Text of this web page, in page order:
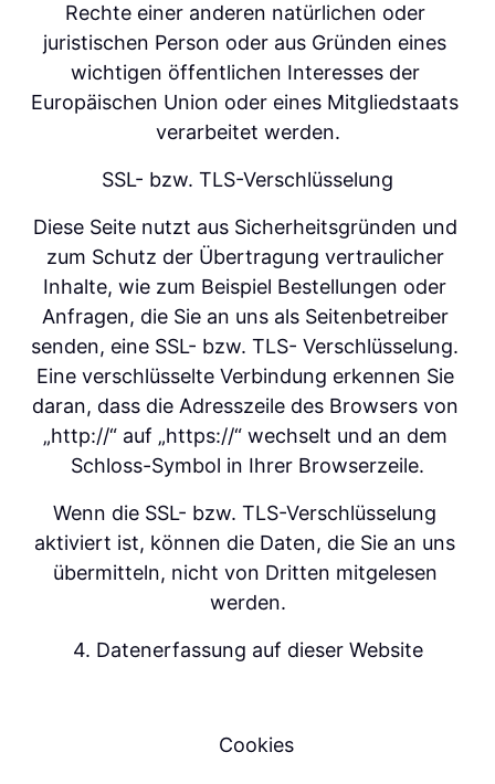
Rechte einer anderen natürlichen oder
juristischen Person oder aus Gründen eines
wichtigen öffentlichen Interesses der
Europäischen Union oder eines Mitgliedstaats
verarbeitet werden.
SSL- bzw. TLS-Verschlüsselung
Diese Seite nutzt aus Sicherheitsgründen und
zum Schutz der Übertragung vertraulicher
Inhalte, wie zum Beispiel Bestellungen oder
Anfragen, die Sie an uns als Seitenbetreiber
senden, eine SSL- bzw. TLS- Verschlüsselung.
Eine verschlüsselte Verbindung erkennen Sie
daran, dass die Adresszeile des Browsers von
„http://“ auf „https://“ wechselt und an dem
Schloss-Symbol in Ihrer Browserzeile.
Wenn die SSL- bzw. TLS-Verschlüsselung
aktiviert ist, können die Daten, die Sie an uns
übermitteln, nicht von Dritten mitgelesen
werden.
4. Datenerfassung auf dieser Website
   Cookies